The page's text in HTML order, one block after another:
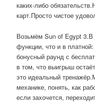
каких-либо
карт.Просто чистое
Возьмём Sun of Egypt 3.В
функции, что и в
бонусный раунд с
в том, что выигрыш
это идеальный
механике, понять, как
если захочется,